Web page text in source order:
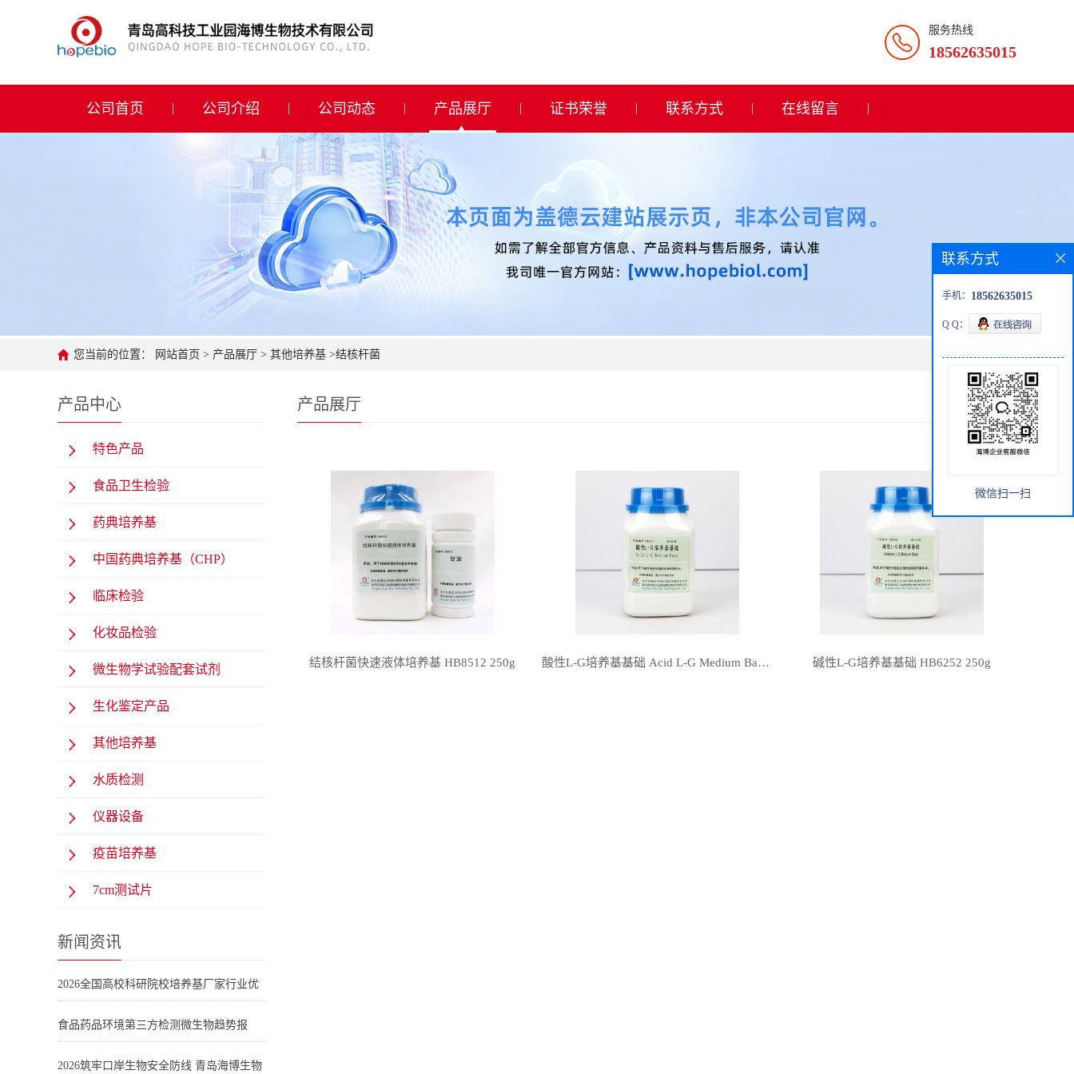
服务热线
18562635015
公司首页
公司首页 公司介绍 公司动态 产品展厅 证书荣誉 联系方式 在线留言
您当前的位置： 网站首页 > 产品展厅 > 其他培养基 >结核杆菌
产品中心
特色产品
食品卫生检验
药典培养基
中国药典培养基（CHP）
临床检验
化妆品检验
微生物学试验配套试剂
生化鉴定产品
其他培养基
水质检测
仪器设备
疫苗培养基
7cm测试片
新闻资讯
2026全国高校科研院校培养基厂家行业优
食品药品环境第三方检测微生物趋势报
2026筑牢口岸生物安全防线 青岛海博生物
产品展厅
结核杆菌快速液体培养基 HB8512 250g 酸性L-G培养基基础 Acid L-G Medium Base HB6251 250g 碱性L-G培养基基础 HB6252 250g
联系方式
手机： 18562635015
Q Q：
微信扫一扫